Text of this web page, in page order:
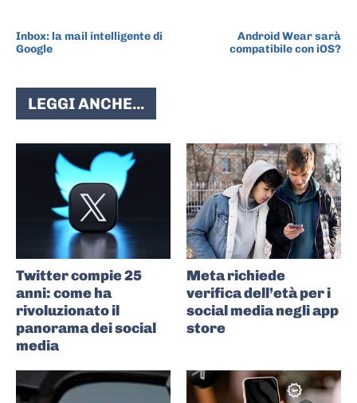
Inbox: la mail intelligente di
Google
Android Wear sarà
compatibile con iOS?
LEGGI ANCHE...
Twitter compie 25
anni: come ha
rivoluzionato il
panorama dei social
media
Meta richiede
verifica dell’età per i
social media negli app
store